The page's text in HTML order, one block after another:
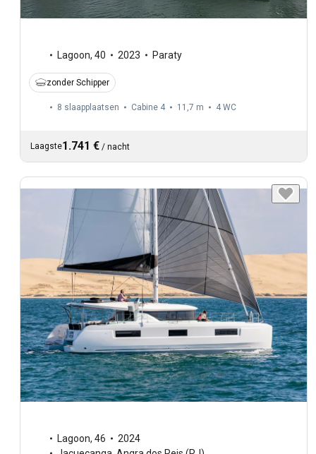
Lagoon, 40 2023 Paraty
zonder Schipper
8 slaapplaatsen Cabine 4 11,7 m 4 WC
Laagste1.741 € / nacht
Lagoon, 46
2024